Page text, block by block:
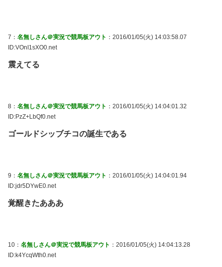
7： 名無しさん＠実況で競馬板アウト ：2016/01/05(火) 14:03:58.07
ID:VOnI1sXO0.net
震えてる
8： 名無しさん＠実況で競馬板アウト ：2016/01/05(火) 14:04:01.32
ID:PzZ+LbQf0.net
ゴールドシッブチコの誕生である
9： 名無しさん＠実況で競馬板アウト ：2016/01/05(火) 14:04:01.94
ID:jdr5DYwE0.net
覚醒きたあああ
10： 名無しさん＠実況で競馬板アウト ：2016/01/05(火) 14:04:13.28
ID:k4YcqWth0.net